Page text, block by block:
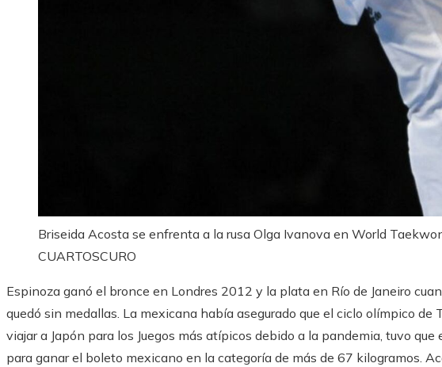
Briseida Acosta se enfrenta a la rusa Olga Ivanova en World
CUARTOSCURO
Espinoza ganó el bronce en Londres 2012 y la plata en Río de Janeiro
quedó sin medallas. La mexicana había asegurado que el ciclo olímpico de
viajar a Japón para los Juegos más atípicos debido a la pandemia, tuvo
para ganar el boleto mexicano en la categoría de más de 67 kilogramos.